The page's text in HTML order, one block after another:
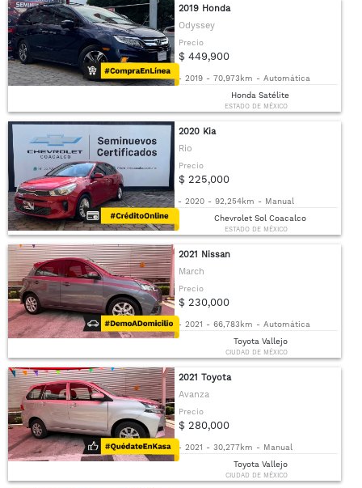
2019 Honda
Odyssey
Precio
$ 449,900
- 2019 - 70,973km - Automática
Honda Satélite
ESTADO DE MÉXICO
2020 Kia
Rio
Precio
$ 225,000
- 2020 - 92,254km - Manual
Chevrolet Sol Coacalco
ESTADO DE MÉXICO
2021 Nissan
March
Precio
$ 230,000
- 2021 - 66,783km - Automática
Toyota Vallejo
CIUDAD DE MÉXICO
2021 Toyota
Avanza
Precio
$ 280,000
- 2021 - 30,277km - Manual
Toyota Vallejo
CIUDAD DE MÉXICO